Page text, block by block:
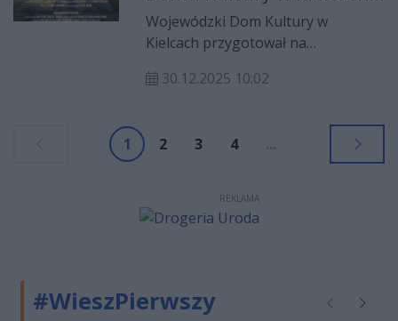
ważne społeczne przesłanie.
trzy wyjątkowe propozycje
na powitanie Nowego
Wojewódzki Dom Kultury w
Kielcach przygotował na
różnorodną ofertę kulturalną.
oraz teatru komediowego znajdą
coś dla siebie, spędzając ostatni
atmosferze.
30.12.2025 10:02
1 2 3 4 ...
REKLAMA
#WieszPierwszy Poprzednie